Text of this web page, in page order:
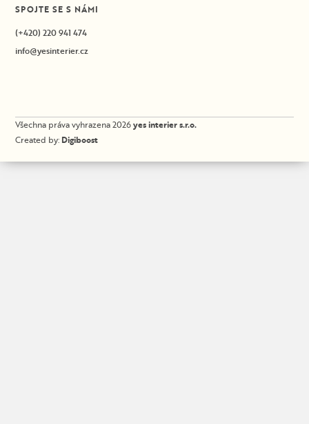
SPOJTE SE S NÁMI
(+420) 220 941 474
info@yesinterier.cz
Všechna práva vyhrazena 2026yes interier s.r.o.
Created by: Digiboost